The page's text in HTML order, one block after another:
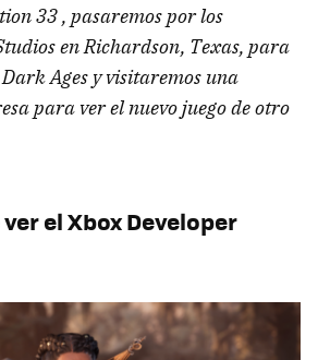
33 , pasaremos por los
en Richardson, Texas, para
Ages y visitaremos una
para ver el nuevo juego de otro
el Xbox Developer